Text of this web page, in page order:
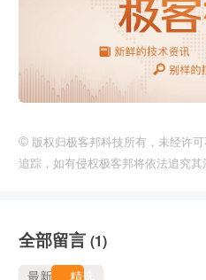
© 版权归极客邦科技所有，未经许
追踪，如有侵权极客邦将依法追究其
全部留言 (1)
最新 精选